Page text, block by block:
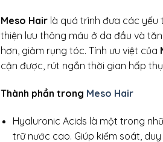
Meso Hairlà quá trình đưa các yếu
thiện lưu thông máu ở da đầu và
hơn, giảm rụng tóc. Tính ưu việt của
cận được, rút ngắn thời gian hấp
Thành phần trong Meso Hair
Hyaluronic Acids là một trong
trữ nước cao. Giúp kiểm soát,